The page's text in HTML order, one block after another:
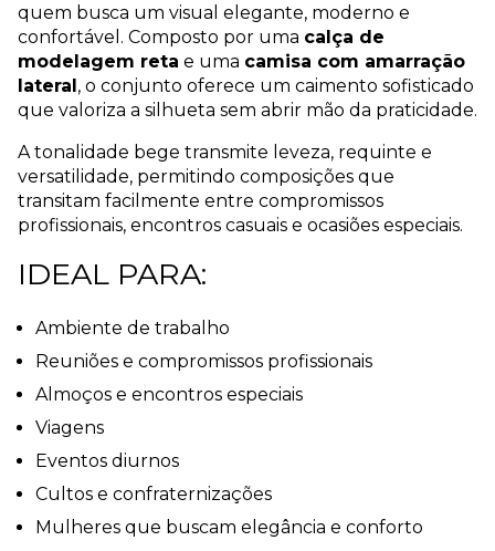
quem busca um visual elegante, moderno e
confortável. Composto por uma calça de
modelagem reta e uma camisa com amarração
lateral, o conjunto oferece um caimento sofisticado
que valoriza a silhueta sem abrir mão da praticidade.
A tonalidade bege transmite leveza, requinte e
versatilidade, permitindo composições que
transitam facilmente entre compromissos
profissionais, encontros casuais e ocasiões especiais.
IDEAL PARA:
Ambiente de trabalho
Reuniões e compromissos profissionais
Almoços e encontros especiais
Viagens
Eventos diurnos
Cultos e confraternizações
Mulheres que buscam elegância e conforto